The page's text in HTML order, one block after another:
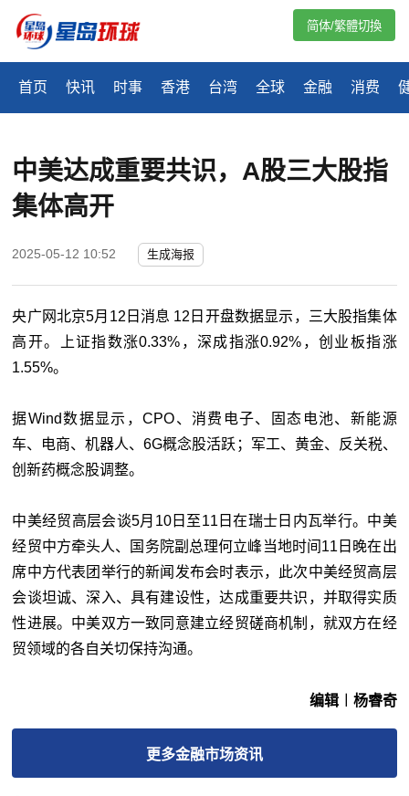
首页 快讯 时事 香港 台湾 全球 金融 消费
简体/繁體切換
中美达成重要共识，A股三大股指
集体高开
2025-05-12 10:52 生成海报
央广网北京5月12日消息 12日开盘数据显示，三大股指集体
高开。上证指数涨0.33%，深成指涨0.92%，创业板指涨
1.55%。
据Wind数据显示，CPO、消费电子、固态电池、新能源
车、电商、机器人、6G概念股活跃；军工、黄金、反关税、
创新药概念股调整。
中美经贸高层会谈5月10日至11日在瑞士日内瓦举行。中美
经贸中方牵头人、国务院副总理何立峰当地时间11日晚在出
席中方代表团举行的新闻发布会时表示，此次中美经贸高层
会谈坦诚、深入、具有建设性，达成重要共识，并取得实质
性进展。中美双方一致同意建立经贸磋商机制，就双方在经
贸领域的各自关切保持沟通。
编辑︱杨睿奇
更多金融市场资讯